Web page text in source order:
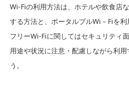
Wi-Fiの利用方法は、ホテルや飲食店
する方法と、ポータルブルWi－Fiを利
フリーWi-Fiに関してはセキュリティ
用途や状況に注意・配慮しながら利
う。